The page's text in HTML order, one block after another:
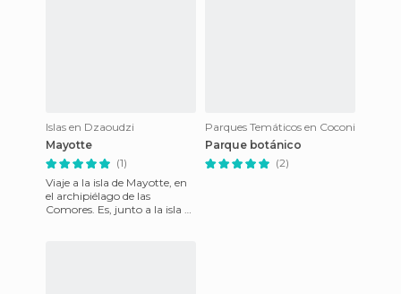
Islas en Dzaoudzi
Mayotte
(1)
Viaje a la isla de Mayotte, en
el archipiélago de las
Comores. Es, junto a la isla de
Parques Temáticos en Coconi
Parque botánico
(2)